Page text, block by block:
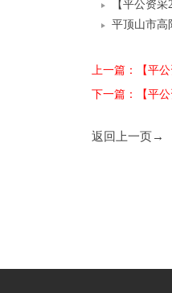
【平公资
平顶山市
上一篇：【平
下一篇：【平
返回上一页→